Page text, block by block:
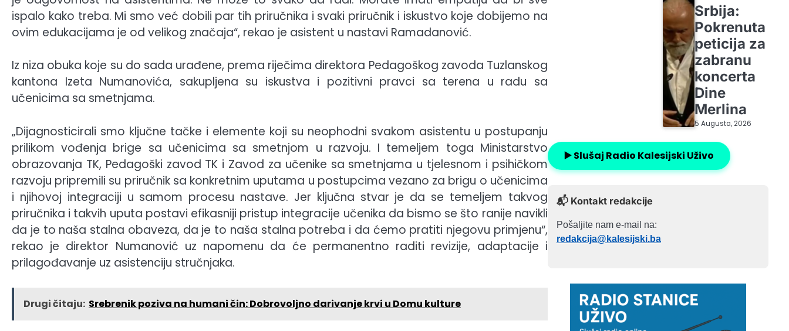
ispalo kako treba. Mi smo već dobili par tih priručnika i svaki priručnik i iskustvo koje dobijemo na
ovim edukacijama je od velikog značaja“, rekao je asistent u nastavi Ramadanović.
Iz niza obuka koje su do sada urađene, prema riječima direktora Pedagoškog zavoda Tuzlanskog
kantona Izeta Numanovića, sakupljena su iskustva i pozitivni pravci sa terena u radu sa
učenicima sa smetnjama.
„Dijagnosticirali smo ključne tačke i elemente koji su neophodni svakom asistentu u postupanju
prilikom vođenja brige sa učenicima sa smetnjom u razvoju. I temeljem toga Ministarstvo
obrazovanja TK, Pedagoški zavod TK i Zavod za učenike sa smetnjama u tjelesnom i psihičkom
razvoju pripremili su priručnik sa konkretnim uputama u postupcima vezano za brigu o učenicima
i njihovoj integraciji u samom procesu nastave. Jer ključna stvar je da se temeljem takvog
priručnika i takvih uputa postavi efikasniji pristup integracije učenika da bismo se što ranije navikli
da je to naša stalna obaveza, da je to naša stalna potreba i da ćemo pratiti njegovu primjenu“,
rekao je direktor Numanović uz napomenu da će permanentno raditi revizije, adaptacije i
prilagođavanje uz asistenciju stručnjaka.
Drugi čitaju: Srebrenik poziva na humani čin: Dobrovoljno darivanje krvi u Domu kulture
Srbija:
Pokrenuta
peticija za
zabranu
koncerta
Dine
Merlina
5 Augusta, 2026
▶️ Slušaj Radio Kalesijski Uživo
📬 Kontakt redakcije
Pošaljite nam e-mail na:
redakcija@kalesijski.ba